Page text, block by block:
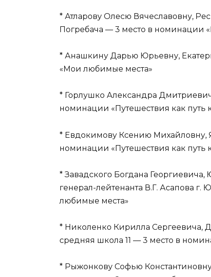
* Атларову Олесю Вячеславовну,
Погребача — 3 место в номинации
* Анашкину Дарью Юрьевну,
«Мои любимые места»
* Горлушко Александра
номинации «Путешествия как путь
* Евдокимову Ксению Михайловну,
номинации «Путешествия как путь
* Завадского Богдана
генерал-лейтенанта В.Г. Асапова
любимые места»
* Николенко Кирилла Сергеевича,
средняя школа 11 — 3 место в
* Рыжонкову Софью